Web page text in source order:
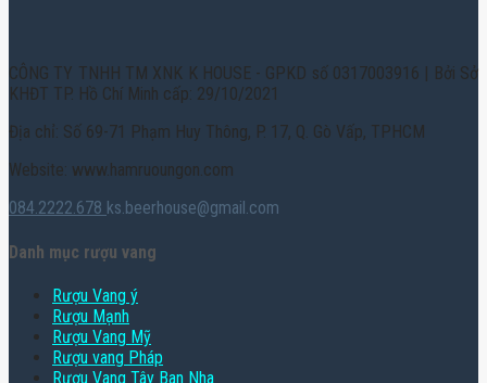
CÔNG TY TNHH TM XNK K HOUSE - GPKD số 0317003916 | Bởi Sở
KHĐT TP. Hồ Chí Minh cấp: 29/10/2021
Địa chỉ: Số 69-71 Phạm Huy Thông, P. 17, Q. Gò Vấp, TPHCM
Website: www.hamruoungon.com
084.2222.678 ks.beerhouse@gmail.com
Danh mục rượu vang
Rượu Vang ý
Rượu Mạnh
Rượu Vang Mỹ
Rượu vang Pháp
Rượu Vang Tây Ban Nha